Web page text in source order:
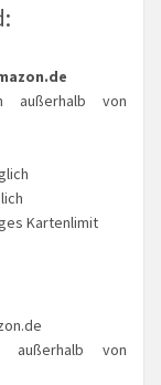
außerhalb von
Kartenlimit
außerhalb von